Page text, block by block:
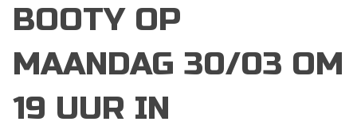
BOOTY OP
MAANDAG 30/03 OM
19 UUR IN